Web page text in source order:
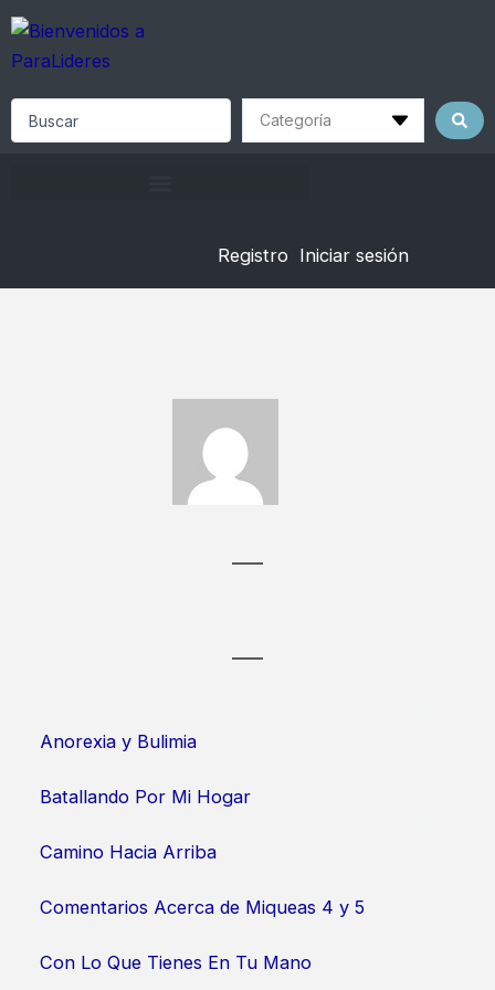
Skip
content
Registro Iniciar sesión
Anorexia y Bulimia
Batallando Por Mi Hogar
Camino Hacia Arriba
Comentarios Acerca de Miqueas 4 y 5
Con Lo Que Tienes En Tu Mano